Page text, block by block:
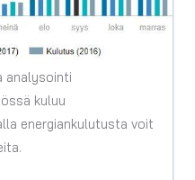
analysointi
kuluu
energiankulutusta voit